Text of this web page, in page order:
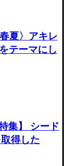
夏〉アキレ
テーマにし
集】 シード
得した